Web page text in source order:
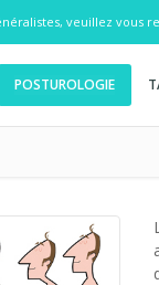
veuillez vous
POSTUROLOGIE